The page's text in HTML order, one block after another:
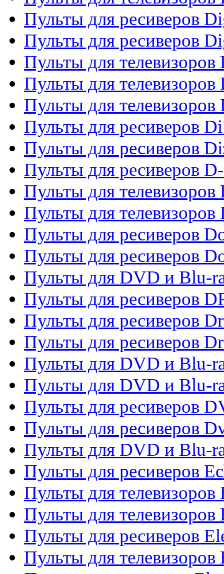
Пульты для ресиверов
Пульты для ресиверов
Пульты для
Пульты для
Пульты для телевизоров
Пульты для ресиверов
Пульты для ресиверов
Пульты для ресиверов
Пульты для телевизоров
Пульты для
Пульты для ресиверов
Пульты для ресиверов
Пульты для DVD и Blu-
Пульты для ресиверов
Пульты для ресиверов
Пульты для ресиверов
Пульты для DVD и Blu-
Пульты для DVD и Blu-
Пульты для ресиверов
Пульты для ресиверов
Пульты для DVD и Blu-
Пульты для ресиверов
Пульты для телевизоров
Пульты для телевизоров
Пульты для ресиверов
Пульты для телевизоров